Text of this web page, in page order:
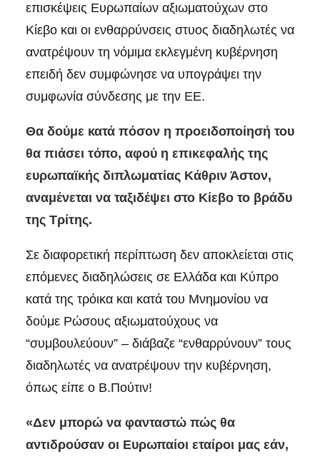
επισκέψεις Ευρωπαίων αξιωματούχων στο
Κίεβο και οι ενθαρρύνσεις στυος διαδηλωτές να
ανατρέψουν τη νόμιμα εκλεγμένη κυβέρνηση
επειδή δεν συμφώνησε να υπογράψει την
συμφωνία σύνδεσης με την ΕΕ.
Θα δούμε κατά πόσον η προειδοποίησή του
θα πιάσει τόπο, αφού η επικεφαλής της
ευρωπαϊκής διπλωματίας Κάθριν Άστον,
αναμένεται να ταξιδέψει στο Κίεβο το βράδυ
της Τρίτης.
Σε διαφορετική περίπτωση δεν αποκλείεται στις
επόμενες διαδηλώσεις σε Ελλάδα και Κύπρο
κατά της τρόικα και κατά του Μνημονίου να
δούμε Ρώσους αξιωματούχους να
“συμβουλεύουν” – διάβαζε “ενθαρρύνουν” τους
διαδηλωτές να ανατρέψουν την κυβέρνηση,
όπως είπε ο Β.Πούτιν!
«Δεν μπορώ να φανταστώ πώς θα
αντιδρούσαν οι Ευρωπαίοι εταίροι μας εάν,